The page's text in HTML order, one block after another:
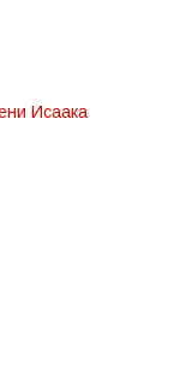
Исаака